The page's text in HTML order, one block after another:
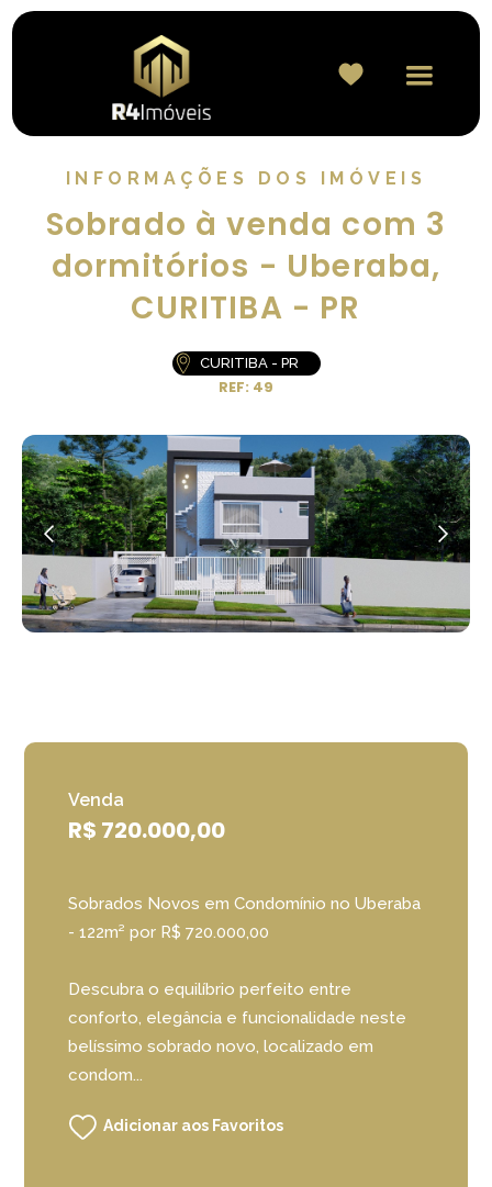
INFORMAÇÕES DOS IMÓVEIS
Sobrado à venda com 3
dormitórios - Uberaba,
CURITIBA - PR
CURITIBA - PR
REF: 49
Venda
R$ 720.000,00
Sobrados Novos em Condomínio no Uberaba
- 122m² por R$ 720.000,00
Descubra o equilíbrio perfeito entre
conforto, elegância e funcionalidade neste
belíssimo sobrado novo, localizado em
condom...
Adicionar aos Favoritos